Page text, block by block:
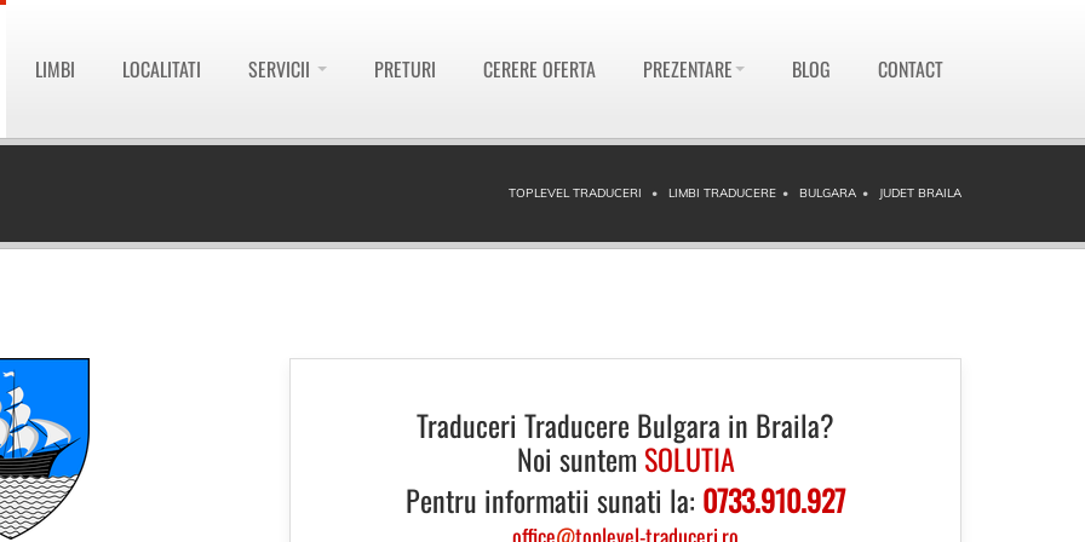
LIMBI LOCALITATI SERVICII PRETURI CERERE OFERTA PREZENTARE BLOG CONTACT
TOPLEVEL TRADUCERI LIMBI TRADUCERE BULGARA JUDET BRAILA
Traduceri Traducere Bulgara in Braila?
Noi suntem SOLUTIA
Pentru informatii sunati la: 0733.910.927